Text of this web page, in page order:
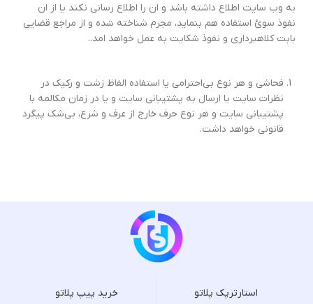
به وب سایت اطلاع داشته باشد و ان را اطلاع رسانی نکند یا از ان
نفوذ سوئ استفاده هم بنماید، مجرم شناخته شده و از مراجع قضایی
بابت کلاهبرداری و نفوذ شکایت به عمل خواهد امد..
فحاشی و هر نوع بی‌احترامی یا استفاده الفاظ زشت و رکیک در
نظرات سایت یا ارسال به پشتیبانی سایت و یا در زمان مکالمه با
پشتیبانی سایت و هر نوع حرف خارج از عرف و شرع، بی‌شک پیگرد
قانونی خواهد داشت.
استارترپک پلاتو خرید پیپ پلاتو